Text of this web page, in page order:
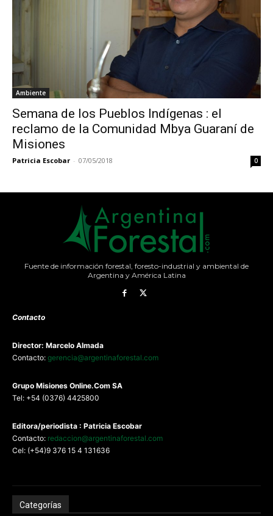
Ambiente
Semana de los Pueblos Indígenas : el
reclamo de la Comunidad Mbya Guaraní de
Misiones
Patricia Escobar - 07/05/2018 0
Fuente de información forestal, foresto-industrial y ambiental de
Argentina y América Latina
Contacto
Director: Marcelo Almada
Contacto: gerencia@argentinaforestal.com
Grupo Misiones Online.Com SA
Tel: +54 (0376) 4425800
Editora/periodista : Patricia Escobar
Contacto: redaccion@argentinaforestal.com
Cel: (+54)9 376 15 4 131636
Categorías